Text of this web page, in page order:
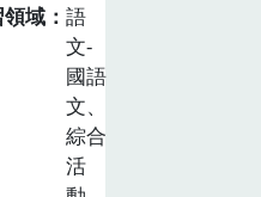
域
語
文-
國語
文、
綜合
活